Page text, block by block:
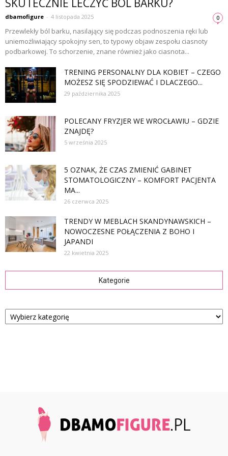
SKUTECZNIE LECZYĆ BÓL BARKU?
dbamofigure - 4 listopada 2025 0
Przewlekły ból barku, nasilający się podczas podnoszenia ręki lub
uniemożliwiający spokojny sen, to typowy objaw zespołu ciasnoty
podbarkowej. To schorzenie, znane również jako ciasnota...
TRENING PERSONALNY DLA KOBIET – CZEGO
MOŻESZ SIĘ SPODZIEWAĆ I DLACZEGO...
29 października 2025
POLECANY FRYZJER WE WROCŁAWIU – GDZIE
ZNAJDĘ?
5 września 2025
5 OZNAK, ŻE CZAS ZMIENIĆ GABINET
STOMATOLOGICZNY – KOMFORT PACJENTA
MA...
26 czerwca 2025
TRENDY W MEBLACH SKANDYNAWSKICH –
NOWOCZESNE POŁĄCZENIA Z BOHO I
JAPANDI
22 kwietnia 2025
Kategorie
Kategorie